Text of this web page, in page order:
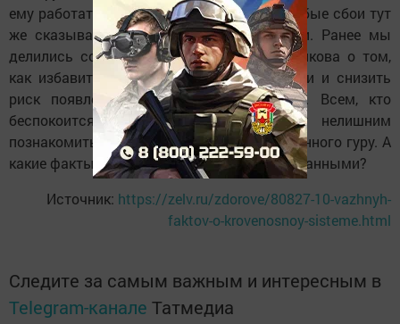
ему работать в нормальном режиме. А любые сбои тут
же сказываются на нашем самочувствии. Ранее мы
делились советами Александра Дроженникова о том,
как избавиться от проблемы густой крови и снизить
риск появления сердечных заболеваний. Всем, кто
беспокоится о здоровье сердца, будет нелишним
познакомиться с высказываниями признанного гуру. А
какие факты о крови были для тебя неожиданными?
Источник: https://zelv.ru/zdorove/80827-10-vazhnyh-
faktov-o-krovenosnoy-sisteme.html
Следите за самым важным и интересным в
Telegram-канале Татмедиа